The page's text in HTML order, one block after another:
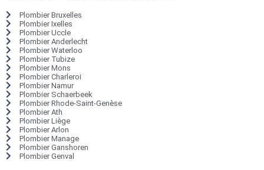
Plombier Bruxelles
Plombier Ixelles
Plombier Uccle
Plombier Anderlecht
Plombier Waterloo
Plombier Tubize
Plombier Mons
Plombier Charleroi
Plombier Namur
Plombier Schaerbeek
Plombier Rhode-Saint-Genèse
Plombier Ath
Plombier Liège
Plombier Arlon
Plombier Manage
Plombier Ganshoren
Plombier Genval